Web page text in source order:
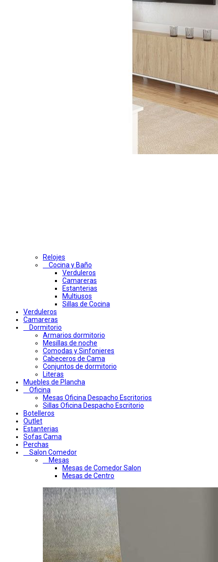
Relojes
Cocina y Baño
Verduleros
Camareras
Estanterias
Multiusos
Sillas de Cocina
Verduleros
Camareras
Dormitorio
Armarios dormitorio
Mesillas de noche
Comodas y Sinfonieres
Cabeceros de Cama
Conjuntos de dormitorio
Literas
Muebles de Plancha
Oficina
Mesas Oficina Despacho Escritorios
Sillas Oficina Despacho Escritorio
Botelleros
Outlet
Estanterias
Sofas Cama
Perchas
Salon Comedor
Mesas
Mesas de Comedor Salon
Mesas de Centro